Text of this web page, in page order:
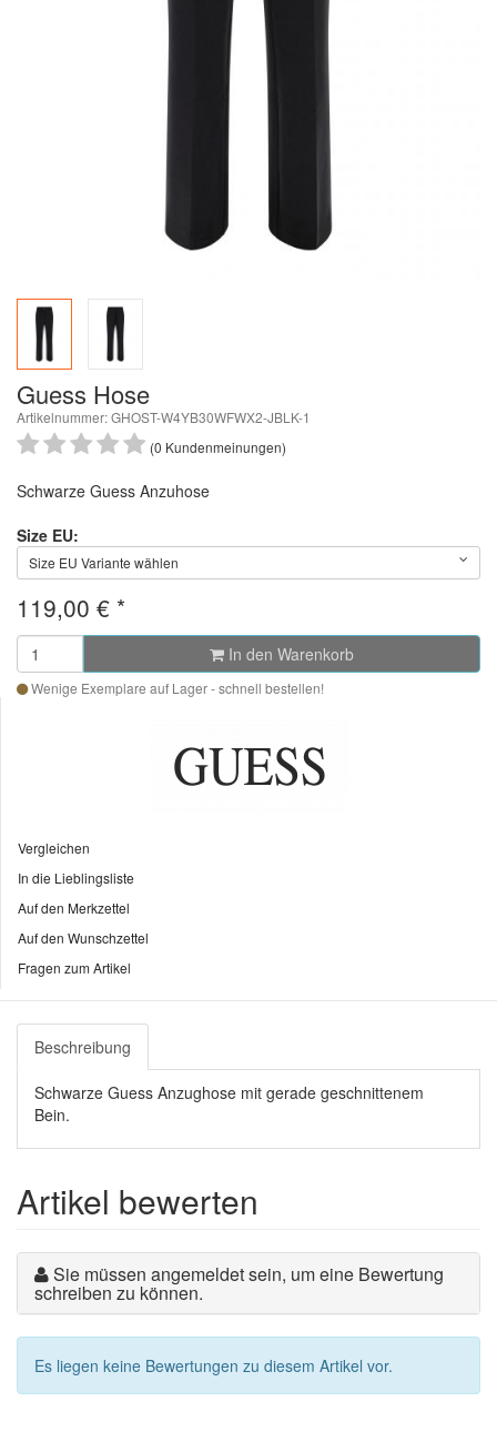
Guess Hose
Artikelnummer: GHOST-W4YB30WFWX2-JBLK-1
(0 Kundenmeinungen)
Schwarze Guess Anzuhose
Size EU:
Size EU Variante wählen
119,00 € *
In den Warenkorb
Wenige Exemplare auf Lager - schnell bestellen!
Vergleichen
In die Lieblingsliste
Auf den Merkzettel
Auf den Wunschzettel
Fragen zum Artikel
Beschreibung
Schwarze Guess Anzughose mit gerade geschnittenem
Bein.
Artikel bewerten
Sie müssen angemeldet sein, um eine Bewertung
schreiben zu können.
Es liegen keine Bewertungen zu diesem Artikel vor.